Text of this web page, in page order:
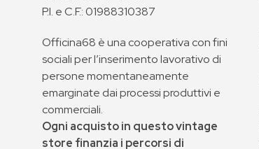
P.I. e C.F.: 01988310387
Officina68 è una cooperativa con fini
sociali per l’inserimento lavorativo di
persone momentaneamente
emarginate dai processi produttivi e
commerciali.
Ogni acquisto in questo vintage
store finanzia i percorsi di